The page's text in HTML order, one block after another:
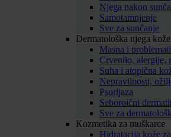
Njega nakon
Samotamnjenje
Sve za sunčanje
Dermatološka njega kože
Masna i
Crvenilo, alergije,
Suha i atopična
Nepravilnosti,
Psorijaza
Seboroični
Sve za
Kozmetika za muškarce
Hidratacija kože